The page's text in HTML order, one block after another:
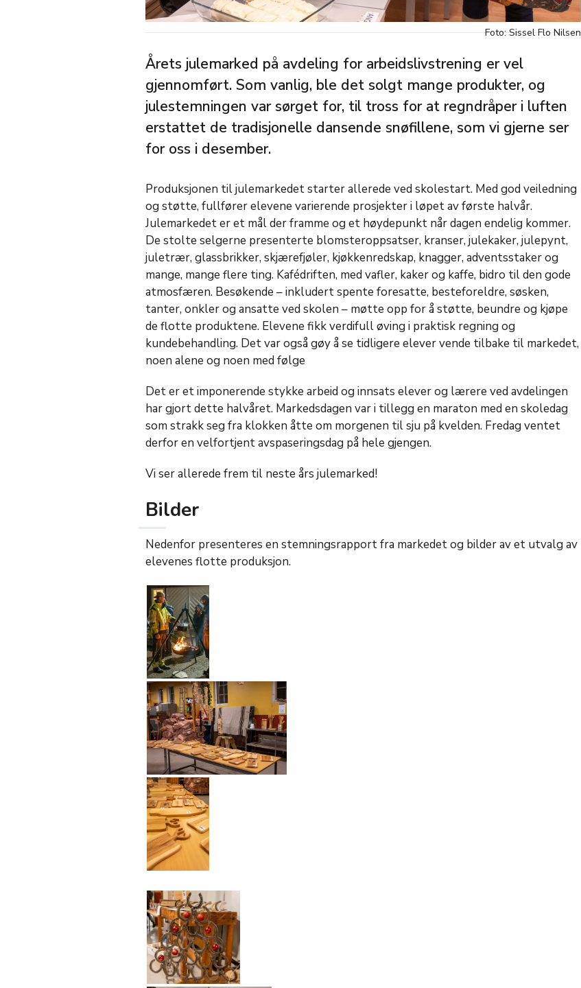
Foto: Sissel Flo Nilsen
Årets julemarked på avdeling for arbeidslivstrening er vel
gjennomført. Som vanlig, ble det solgt mange produkter, og
julestemningen var sørget for, til tross for at regndråper i luften
erstattet de tradisjonelle dansende snøfillene, som vi gjerne ser
for oss i desember.
Produksjonen til julemarkedet starter allerede ved skolestart. Med god veiledning
og støtte, fullfører elevene varierende prosjekter i løpet av første halvår.
Julemarkedet er et mål der framme og et høydepunkt når dagen endelig kommer.
De stolte selgerne presenterte blomsteroppsatser, kranser, julekaker, julepynt,
juletrær, glassbrikker, skjærefjøler, kjøkkenredskap, knagger, adventsstaker og
mange, mange flere ting. Kafédriften, med vafler, kaker og kaffe, bidro til den gode
atmosfæren. Besøkende – inkludert spente foresatte, besteforeldre, søsken,
tanter, onkler og ansatte ved skolen – møtte opp for å støtte, beundre og kjøpe
de flotte produktene. Elevene fikk verdifull øving i praktisk regning og
kundebehandling. Det var også gøy å se tidligere elever vende tilbake til markedet,
noen alene og noen med følge
Det er et imponerende stykke arbeid og innsats elever og lærere ved avdelingen
har gjort dette halvåret. Markedsdagen var i tillegg en maraton med en skoledag
som strakk seg fra klokken åtte om morgenen til sju på kvelden. Fredag ventet
derfor en velfortjent avspaseringsdag på hele gjengen.
Vi ser allerede frem til neste års julemarked!
Bilder
Nedenfor presenteres en stemningsrapport fra markedet og bilder av et utvalg av
elevenes flotte produksjon.